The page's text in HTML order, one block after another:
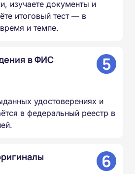
изучаете документы и
итоговый тест — в
и темпе.
в ФИС
5
удостоверениях и
в федеральный реестр в
6